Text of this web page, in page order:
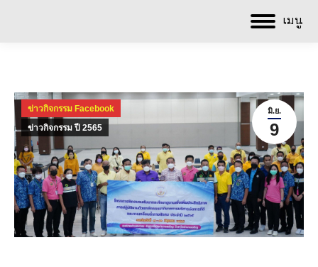
เมนู
มิ.ย.
9
ข่าวกิจกรรม Facebook
ข่าวกิจกรรม ปี 2565